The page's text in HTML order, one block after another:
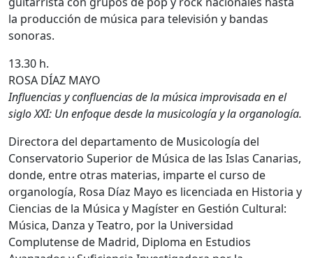
la producción de música para televisión y bandas
sonoras.
13.30 h.
ROSA DÍAZ MAYO
Influencias y confluencias de la música improvisada en el
siglo XXI: Un enfoque desde la musicología y la organología.
Directora del departamento de Musicología del
Conservatorio Superior de Música de las Islas Canarias,
donde, entre otras materias, imparte el curso de
organología, Rosa Díaz Mayo es licenciada en Historia y
Ciencias de la Música y Magíster en Gestión Cultural:
Música, Danza y Teatro, por la Universidad
Complutense de Madrid, Diploma en Estudios